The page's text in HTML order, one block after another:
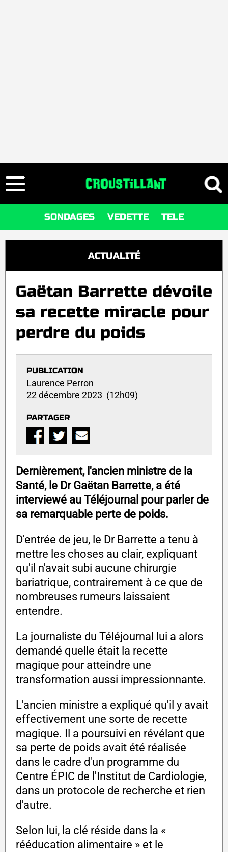
SONDAGES VEDETTE TELE
ACTUALITÉ
Gaëtan Barrette dévoile
sa recette miracle pour
perdre du poids
PUBLICATION
Laurence Perron
22 décembre 2023 (12h09)
PARTAGER
Dernièrement, l'ancien ministre de la
Santé, le Dr Gaëtan Barrette, a été
interviewé au Téléjournal pour parler de
sa remarquable perte de poids.
D'entrée de jeu, le Dr Barrette a tenu à
mettre les choses au clair, expliquant
qu'il n'avait subi aucune chirurgie
bariatrique, contrairement à ce que de
nombreuses rumeurs laissaient
entendre.
La journaliste du Téléjournal lui a alors
demandé quelle était la recette
magique pour atteindre une
transformation aussi impressionnante.
L'ancien ministre a expliqué qu'il y avait
effectivement une sorte de recette
magique. Il a poursuivi en révélant que
sa perte de poids avait été réalisée
dans le cadre d'un programme du
Centre ÉPIC de l'Institut de Cardiologie,
dans un protocole de recherche et rien
d'autre.
Selon lui, la clé réside dans la «
rééducation alimentaire » et le